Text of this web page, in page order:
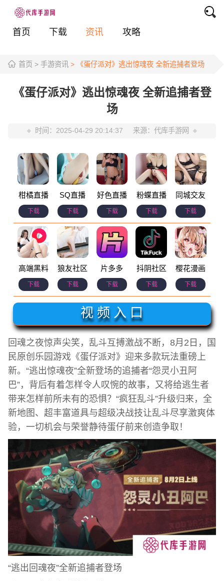
首页 下载 资讯 攻略
首页 > 手游资讯 > 《蛋仔派对》逃出惊魂夜 全新追捕者登场
《蛋仔派对》逃出惊魂夜 全新追捕者登
场
时间： 2025-04-29 20:14:37 来源： 代库手游网
柑橘直播
下载
SQ直播
下载
好色直播
下载
粉蝶直播
下载
同城交友
下载
高端黑料
下载
狼友社区
下载
片多多
下载
抖阴社区
下载
樱花漫画
下载
视 频 入 口
回魂之夜惊声尖笑，乱斗互搏激战不断，8月2日，国
民原创乐园游戏《蛋仔派对》迎来多款玩法重磅上
新。“逃出惊魂夜”全新登场的追捕者“怨灵小丑阿
巴”，背后有着怎样令人叹惋的故事，又将给逃生者
带来怎样前所未有的恐惧？“疯狂乱斗”升级归来，全
新地图、超丰富道具与超级决战技让乱斗尽享激爽体
验，一切机会与荣誉静待蛋仔前来创造争取！
“逃出回魂夜”全新追捕者登场